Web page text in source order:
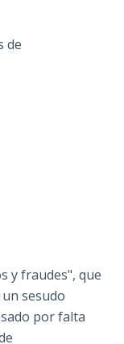
de
y fraudes", que
sesudo
por falta